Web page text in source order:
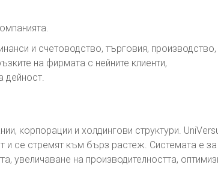
и счетоводство, търговия, производство,
на фирмата с нейните клиенти,
дейност.
корпорации и холдингови структури.
и се стремят към бърз растеж. Системата e за
увеличаване на производителността,